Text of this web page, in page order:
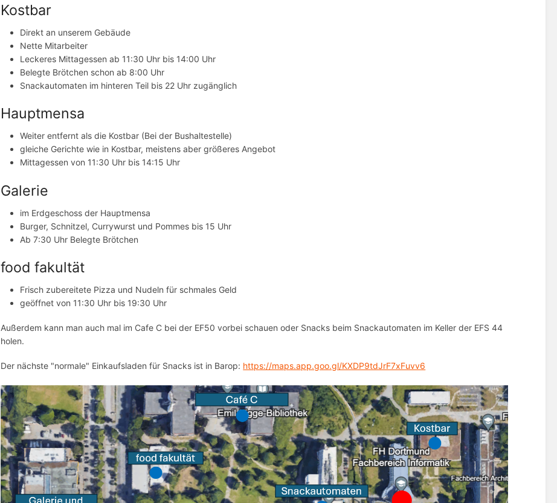
Kostbar
Direkt an unserem Gebäude
Nette Mitarbeiter
Leckeres Mittagessen ab 11:30 Uhr bis 14:00 Uhr
Belegte Brötchen schon ab 8:00 Uhr
Snackautomaten im hinteren Teil bis 22 Uhr zugänglich
Hauptmensa
Weiter entfernt als die Kostbar (Bei der Bushaltestelle)
gleiche Gerichte wie in Kostbar, meistens aber größeres Angebot
Mittagessen von 11:30 Uhr bis 14:15 Uhr
Galerie
im Erdgeschoss der Hauptmensa
Burger, Schnitzel, Currywurst und Pommes bis 15 Uhr
Ab 7:30 Uhr Belegte Brötchen
food fakultät
Frisch zubereitete Pizza und Nudeln für schmales Geld
geöffnet von 11:30 Uhr bis 19:30 Uhr
Außerdem kann man auch mal im Cafe C bei der EF50 vorbei schauen oder Snacks beim Snackautomaten im Keller der EFS 44
holen.
Der nächste "normale" Einkaufsladen für Snacks ist in Barop: https://maps.app.goo.gl/KXDP9tdJrF7xFuvv6